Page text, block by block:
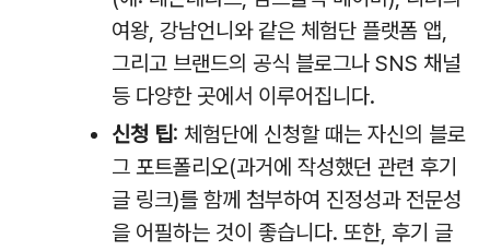
여왕, 강남언니와 같은 체험단 플랫폼 앱,
그리고 브랜드의 공식 블로그나 SNS 채널
등 다양한 곳에서 이루어집니다.
신청 팁: 체험단에 신청할 때는 자신의 블로
그 포트폴리오(과거에 작성했던 관련 후기
글 링크)를 함께 첨부하여 진정성과 전문성
을 어필하는 것이 좋습니다. 또한, 후기 글